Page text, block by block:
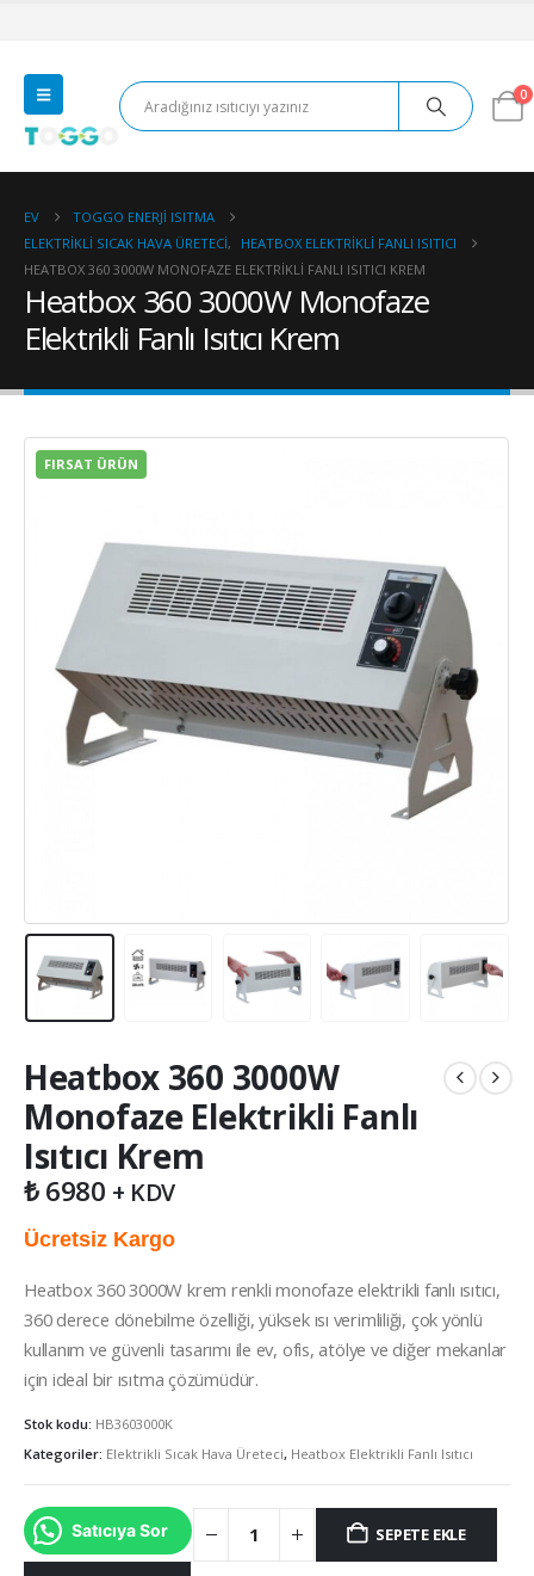
0
EV
TOGGO ENERJI ISITMA
ELEKTRIKLI SICAK HAVA ÜRETECI,
HEATBOX ELEKTRIKLI FANLI ISITICI
HEATBOX 360 3000W MONOFAZE ELEKTRIKLI FANLI ISITICI KREM
Heatbox 360 3000W Monofaze
Elektrikli Fanlı Isıtıcı Krem
FIRSAT ÜRÜN
Heatbox 360 3000W
Monofaze Elektrikli Fanlı
Isıtıcı Krem
₺6980 + KDV
Ücretsiz Kargo
Heatbox 360 3000W krem renkli monofaze elektrikli fanlı ısıtıcı,
360 derece dönebilme özelliği, yüksek ısı verimliliği, çok yönlü
kullanım ve güvenli tasarımı ile ev, ofis, atölye ve diğer mekanlar
için ideal bir ısıtma çözümüdür.
Stok kodu: HB3603000K
Kategoriler: Elektrikli Sıcak Hava Üreteci, Heatbox Elektrikli Fanlı Isıtıcı
Satıcıya Sor SEPETE EKLE